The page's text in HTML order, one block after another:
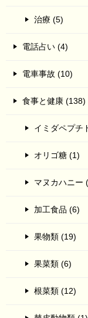
治療 (5)
電話占い (4)
電車事故 (10)
食事と健康 (138)
イミダペプチ
オリゴ糖 (1)
マヌカハニー
加工食品 (6)
果物類 (19)
果菜類 (6)
根菜類 (12)